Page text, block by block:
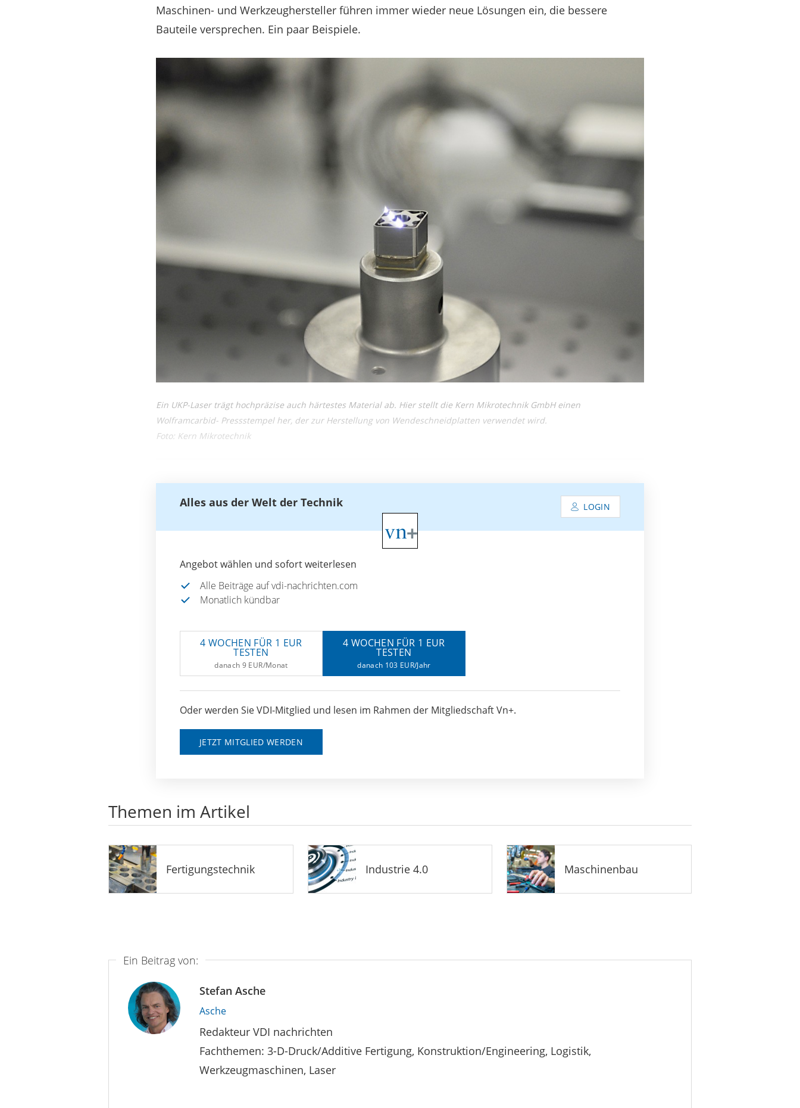
Maschinen- und Werkzeughersteller führen immer wieder neue Lösungen ein, die bessere
Bauteile versprechen. Ein paar Beispiele.
Ein UKP-Laser trägt hochpräzise auch härtestes Material ab. Hier stellt die Kern Mikrotechnik GmbH einen
Wolframcarbid- Pressstempel her, der zur Herstellung von Wendeschneidplatten verwendet wird.
Foto: Kern Mikrotechnik
Alles aus der Welt der Technik LOGIN
Angebot wählen und sofort weiterlesen
Alle Beiträge auf vdi-nachrichten.com
Monatlich kündbar
4 WOCHEN FÜR 1 EUR
TESTEN
danach 9 EUR/Monat
4 WOCHEN FÜR 1 EUR
TESTEN
danach 103 EUR/Jahr
Oder werden Sie VDI-Mitglied und lesen im Rahmen der Mitgliedschaft Vn+.
JETZT MITGLIED WERDEN
Themen im Artikel
Fertigungstechnik Industrie 4.0 Maschinenbau
Ein Beitrag von:
Stefan Asche
Asche
Redakteur VDI nachrichten
Fachthemen: 3-D-Druck/Additive Fertigung, Konstruktion/Engineering, Logistik,
Werkzeugmaschinen, Laser